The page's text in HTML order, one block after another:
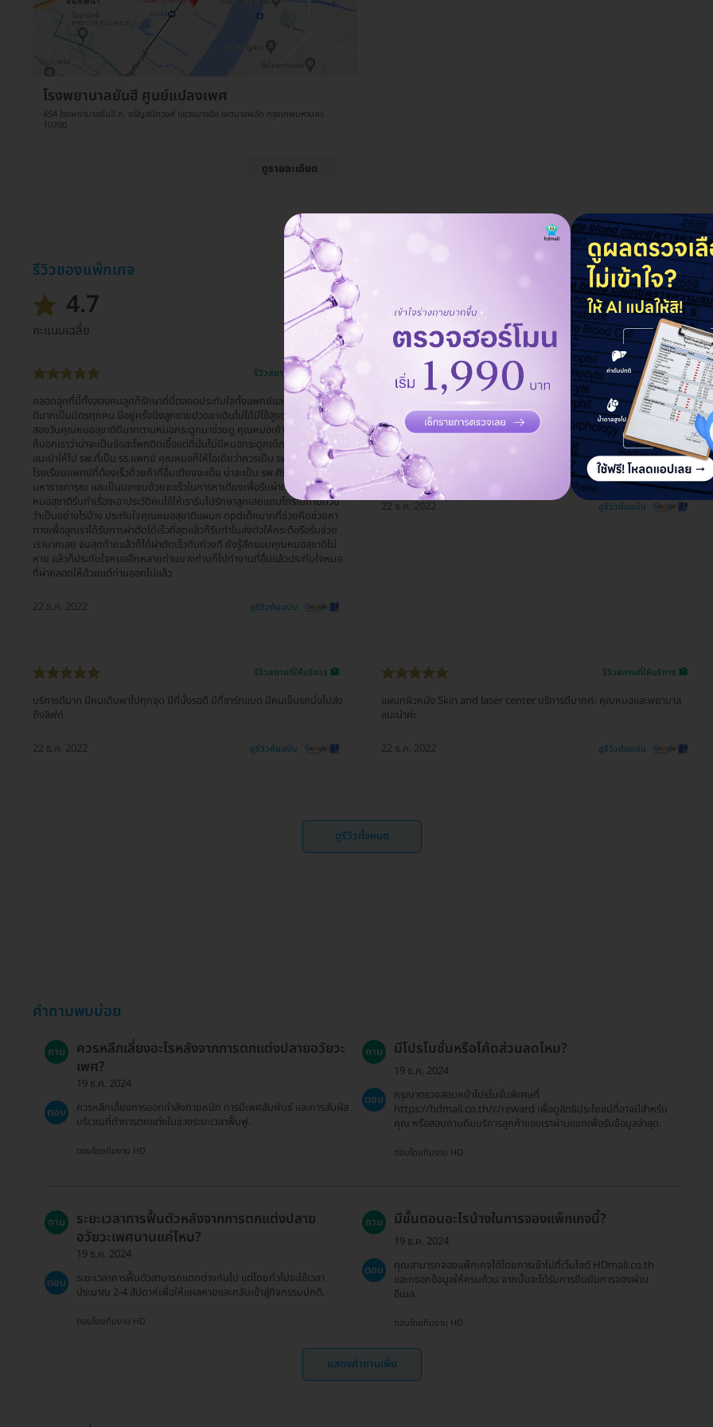
โรงพยาบาลยันฮี ศูนย์แปลงเพศ
454 โรงพยาบาลยันฮี ถ. จรัญสนิทวงศ์ แขวงบางอ้อ เขตบางพลัด กรุงเทพมหานคร
10700
ดูรายละเอียด
รีวิวของแพ็กเกจ
4.7
คะแนนเฉลี่ย
รีวิวสถานที่ให้บริการ 🏥
คลอดลูกที่นี่ทั้งสองคนลูกก็รักษาที่นี่ตลอดประทับใจทั้งแพทย์และเจ้าหน้าที่ ดูแล
ดีมากเป็นมิตรทุกคน มีอยู่ครั้งนึงลูกชายปวดขาเดินไม่ได้มีไข้สูงตลอดอยู่ยันฮี
สองวันคุณหมอสุชาติดีมากตามหมอกระดูกมาช่วยดู คุณหมอเค้าปรึกษากันแล้ว
ก็บอกเราว่าน่าจะเป็นข้อสะโพกติดเชื้อแต่ที่นั่นไม่มีหมอกระดูกเด็กคุณหมอก็
แนะนำให้ไป รพ.ที่เป็น รร.แพทย์ คุณหมอก็ให้ไอเดียว่าควรเป็น รพ.ที่เป็น
โรงเรียนแพทย์ที่ต้องเร็วด้วยถ้าที่อื่นเตียงจะเต็ม น่าจะเป็น รพ.ศิริราชปิย
มหาราชการุณ และเป็นเอกชนด้วยจะเร็วในการหาเตียงเพื่อรีบผ่าตัดให้เร็ว คุณ
หมอสุชาติรีบทำเรื่องเอาประวัติคนไข้ให้เรารีบไปรักษาลูกเลยแถมโทรไปถามด้วย
ว่าเป็นอย่างไรบ้าง ประทับใจคุณหมอสุชาติแผนก opdเด็กมากที่ช่วยคิดช่วยหา
ทางเพื่อลูกเราได้รับการผ่าตัดได้เร็วที่สุดแล้วก็รีบทำใบส่งตัวให้กระตือรือร้นช่วย
เรามากเลย จนสุดท้ายแล้วก็ได้ผ่าตัดเร็วทันท่วงที ยังรู้สึกขอบคุณหมอสุชาติไม่
หาย แล้วก็ประทับใจหมออีกหลายท่านบางท่านก็ไปทำงานที่อื่นแล้วประทับใจหมอ
ที่ผ่าคลอดให้ด้วยแต่ท่านออกไปแล้ว
22 ธ.ค. 2022 ดูรีวิวต้นฉบับ
รีวิวสถานที่ให้บริการ 🏥
คิดไม่ผิดเลย ที่ศัลยกรรมที่นี่ เรามีโรคประจำตัว ตัดสินใจทำตาสองชั้นกับคุณ
หมอสานิจ รอนานหน่อยตอนรอผ่าตัด แต่ดูแลดีจริง ดีเยี่ยม 100% ตั้งแต่เข้าจน
ออก ไม่มีเหวี่ยง วีนใส่เลย คุณภาพดีเยี่ยม ( เราไม่กล้าไปทำกับคลินิค เราไว้ใจที่นี่
เพราะแพทย์จบศัลยกรรมโดยตรง แพทย์ตามคลินิคบางแห่งที่มีคนแนะนำให้เรา
ทำ จบทั่วไป เราจึงตัดสินใจทำที่นี่ ทั้งที่มีคนไม่เห็นด้วยนะ แต่เราเชื่อใจยันฮีค่ะ )
ชอบมากๆ คิดไม่ผิด และไม่ผิดหวังเลยค่ะ
22 ธ.ค. 2022 ดูรีวิวต้นฉบับ
รีวิวสถานที่ให้บริการ 🏥
บริการดีมาก มีคนเดินพาไปทุกจุด มีที่นั่งรอดี มีที่ชาร์ทแบต มีคนเข็นรถนั่งไปส่ง
ถึงลิฟท์
22 ธ.ค. 2022 ดูรีวิวต้นฉบับ
รีวิวสถานที่ให้บริการ 🏥
แผนกผิวหนัง Skin and laser center บริการดีมากค่ะ คุณหมอและพยาบาล
แนะนำค่ะ
22 ธ.ค. 2022 ดูรีวิวต้นฉบับ
ดูรีวิวทั้งหมด
คำถามพบบ่อย
ถาม
ควรหลีกเลี่ยงอะไรหลังจากการตกแต่งปลายอวัยวะ
เพศ?
19 ธ.ค. 2024
ตอบ
ควรหลีกเลี่ยงการออกกำลังกายหนัก การมีเพศสัมพันธ์ และการสัมผัส
บริเวณที่ทำการตกแต่งในช่วงระยะเวลาฟื้นฟู.
ตอบโดยทีมงาน HD
ถาม มีโปรโมชั่นหรือโค้ดส่วนลดไหม?
19 ธ.ค. 2024
ตอบ
กรุณาตรวจสอบหน้าโปรโมชั่นพิเศษที่
https://hdmall.co.th/c/reward เพื่อดูสิทธิประโยชน์ที่อาจมีสำหรับ
คุณ หรือสอบถามทีมบริการลูกค้าของเราผ่านแชทเพื่อรับข้อมูลล่าสุด.
ตอบโดยทีมงาน HD
ถาม
ระยะเวลาการฟื้นตัวหลังจากการตกแต่งปลาย
อวัยวะเพศนานแค่ไหน?
19 ธ.ค. 2024
ตอบ
ระยะเวลาการฟื้นตัวสามารถแตกต่างกันไป แต่โดยทั่วไปจะใช้เวลา
ประมาณ 2-4 สัปดาห์เพื่อให้แผลหายและกลับเข้าสู่กิจกรรมปกติ.
ตอบโดยทีมงาน HD
ถาม มีขั้นตอนอะไรบ้างในการจองแพ็กเกจนี้?
19 ธ.ค. 2024
ตอบ
คุณสามารถจองแพ็กเกจได้โดยการเข้าไปที่เว็บไซต์ HDmall.co.th
และกรอกข้อมูลให้ครบถ้วน จากนั้นจะได้รับการยืนยันการจองผ่าน
อีเมล.
ตอบโดยทีมงาน HD
แสดงคำถามเพิ่ม